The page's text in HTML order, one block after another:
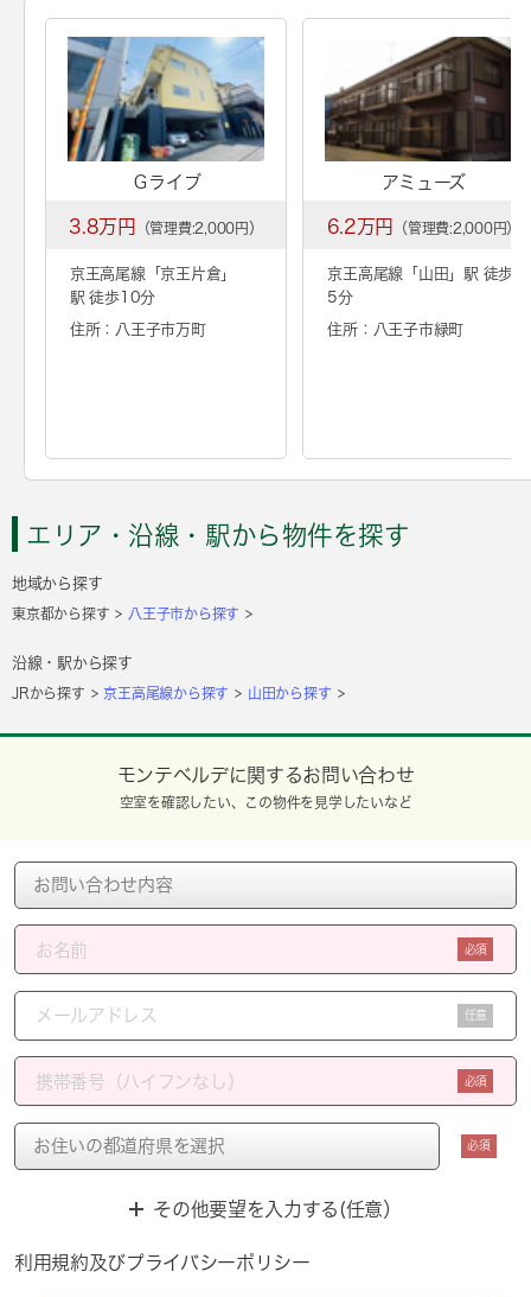
Ｇライブ
3.8万円 （管理費:2,000円）
京王高尾線「京王片倉」
駅 徒歩10分
住所：八王子市万町
アミューズ
6.2万円 （管理費:2,000円）
京王高尾線「 山田 」駅 徒歩
5分
住所：八王子市緑町
エリア・沿線・駅から物件を探す
地域から探す
東京都から探す 八王子市から探す
沿線・駅から探す
JRから探す 京王高尾線から探す 山田から探す
モンテベルデに関するお問い合わせ
空室を確認したい、この物件を見学したいなど
必須
任意
必須
必須
その他要望を入力する(任意）
利用規約及びプライバシーポリシー